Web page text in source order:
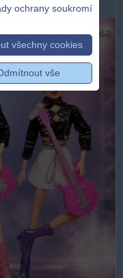
ochrany soukromí
všechny cookies
vše